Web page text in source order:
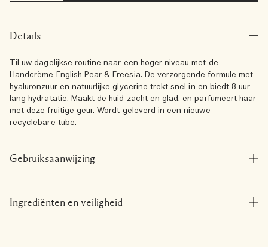
Details
Til uw dagelijkse routine naar een hoger niveau met de
Handcrème English Pear & Freesia. De verzorgende formule met
hyaluronzuur en natuurlijke glycerine trekt snel in en biedt 8 uur
lang hydratatie. Maakt de huid zacht en glad, en parfumeert haar
met deze fruitige geur. Wordt geleverd in een nieuwe
recyclebare tube.
Gebruiksaanwijzing
Ingrediënten en veiligheid